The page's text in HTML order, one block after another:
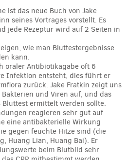
ist das neue Buch von Jake
seines Vortrages vorstellt. Es
jede Rezeptur wird auf 2 Seiten in
wie man Bluttestergebnisse
kann.
oraler Antibiotikagabe oft 6
Infektion entsteht, dies führt er
zurück. Jake Fratkin zeigt uns
und Viren auf, und das
ermittelt werden sollte.
reagieren sehr gut auf
eine antibakterielle Wirkung
gegen feuchte Hitze sind (die
Huang Lian, Huang Bai). Er
beim Blutbild sehr